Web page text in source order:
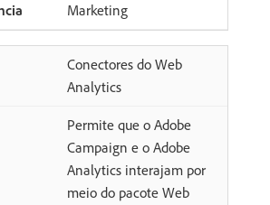
Marketing
Conectores do Web
Analytics
Permite que o Adobe
Campaign e o Adobe
Analytics interajam por
meio do pacote Web